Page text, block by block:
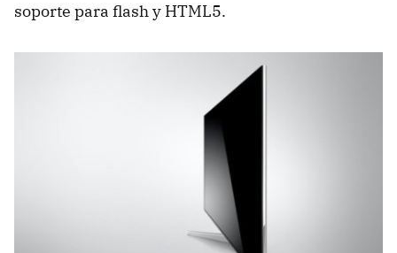
soporte para flash y HTML5.